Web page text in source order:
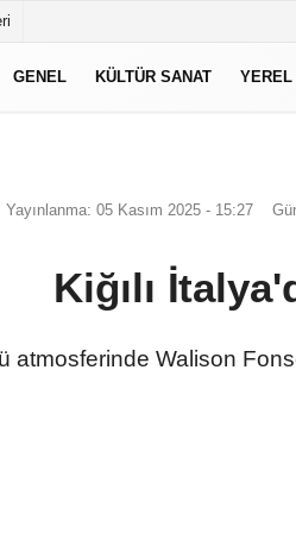
GENEL KÜLTÜR SANAT YEREL
Yayınlanma: 05 Kasım 2025 - 15:27
Kiğılı
atmosferinde Walison